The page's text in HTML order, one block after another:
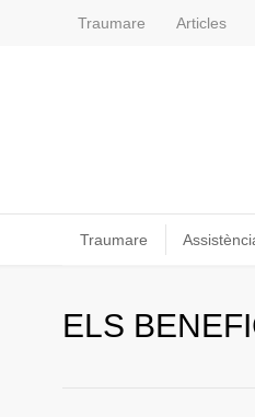
Traumare Articles
Traumare
ELS